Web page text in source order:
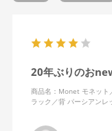
20年ぶりのお
商品名：Monet モネット
ラック／背 パーシアンレ